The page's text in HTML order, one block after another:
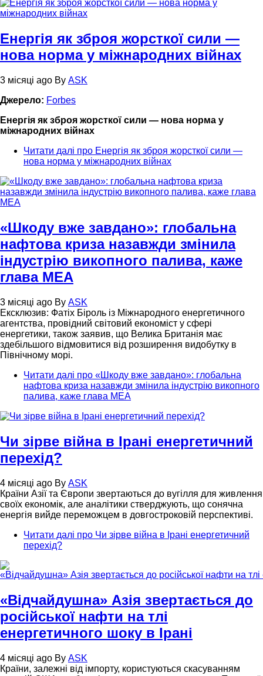
Енергія як зброя жорсткої сили —
нова норма у міжнародних війнах
3 місяці ago By ASK
Джерело: Forbes
Енергія як зброя жорсткої сили — нова норма у
міжнародних війнах
Читати далі про Енергія як зброя жорсткої сили —
нова норма у міжнародних війнах
«Шкоду вже завдано»: глобальна
нафтова криза назавжди змінила
індустрію викопного палива, каже
глава МЕА
3 місяці ago By ASK
Ексклюзив: Фатіх Біроль із Міжнародного енергетичного
агентства, провідний світовий економіст у сфері
енергетики, також заявив, що Велика Британія має
здебільшого відмовитися від розширення видобутку в
Північному морі.
Читати далі про «Шкоду вже завдано»: глобальна
нафтова криза назавжди змінила індустрію викопного
палива, каже глава МЕА
Чи зірве війна в Ірані енергетичний
перехід?
4 місяці ago By ASK
Країни Азії та Європи звертаються до вугілля для живлення
своїх економік, але аналітики стверджують, що сонячна
енергія вийде переможцем в довгостроковій перспективі.
Читати далі про Чи зірве війна в Ірані енергетичний
перехід?
«Відчайдушна» Азія звертається до
російської нафти на тлі
енергетичного шоку в Ірані
4 місяці ago By ASK
Країни, залежні від імпорту, користуються скасуванням